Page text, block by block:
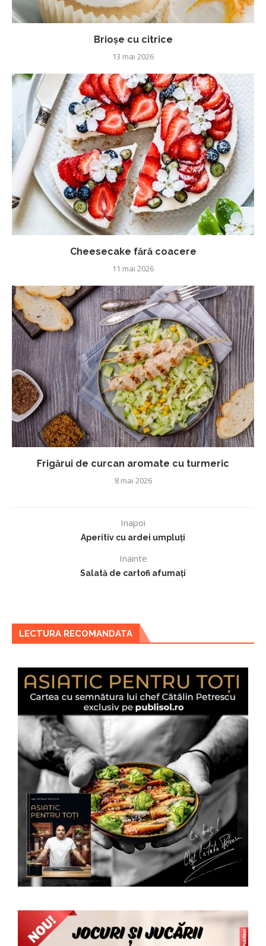
Brioșe cu citrice
13 mai 2026
Cheesecake fără coacere
11 mai 2026
Frigărui de curcan aromate cu turmeric
8 mai 2026
Inapoi
Aperitiv cu ardei umpluți
Inainte
Salată de cartofi afumați
LECTURA RECOMANDATA